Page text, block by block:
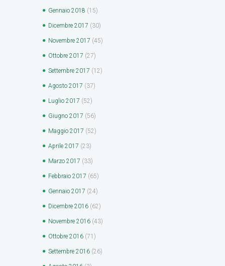
Gennaio 2018 (15)
Dicembre 2017 (30)
Novembre 2017 (45)
Ottobre 2017 (27)
Settembre 2017 (12)
Agosto 2017 (37)
Luglio 2017 (52)
Giugno 2017 (56)
Maggio 2017 (52)
Aprile 2017 (23)
Marzo 2017 (33)
Febbraio 2017 (65)
Gennaio 2017 (24)
Dicembre 2016 (62)
Novembre 2016 (43)
Ottobre 2016 (71)
Settembre 2016 (26)